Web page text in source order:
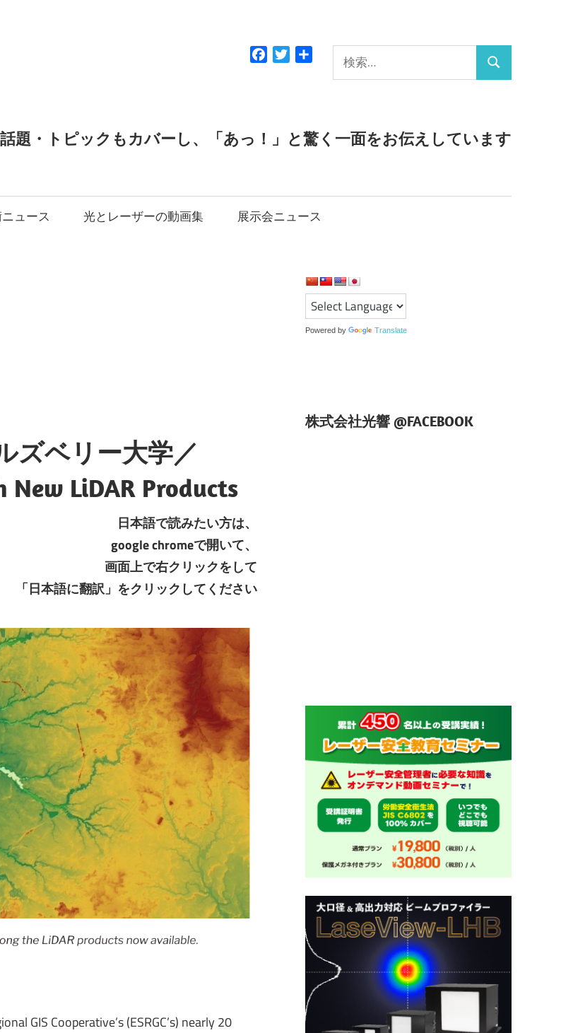
索:
検
Facebook
Twitter
題・トピックもカバーし、「あっ！」と驚く一面をお伝えしています
ュース 光とレーザーの動画集 展示会ニュース
ズベリー大学／
New LiDAR Products
日本語で読みたい方は、
google chromeで開いて、
画面上で右クリックをして
「日本語に翻訳」をクリックしてください
GIS Cooperative’s (ESRGC’s) nearly 20
Powered by Translate
株式会社光響 @FACEBOOK